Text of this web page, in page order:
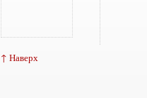
↑ Наверх